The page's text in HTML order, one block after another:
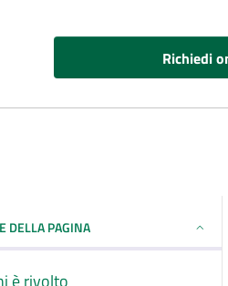
Richiedi
DELLA PAGINA
è rivolto